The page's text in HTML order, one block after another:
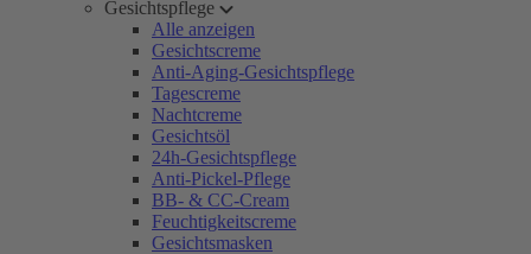
Gesichtspflege
Alle anzeigen
Gesichtscreme
Anti-Aging-Gesichtspflege
Tagescreme
Nachtcreme
Gesichtsöl
24h-Gesichtspflege
Anti-Pickel-Pflege
BB- & CC-Cream
Feuchtigkeitscreme
Gesichtsmasken